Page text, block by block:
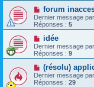
forum
Dernier message par
Réponses : 5
idée
Dernier message par
Réponses : 9
(résolu)
Dernier message par
Réponses : 29